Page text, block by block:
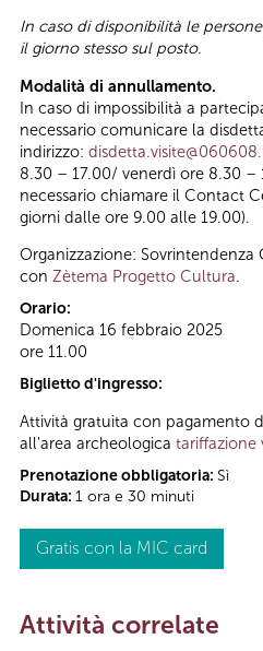
In caso di disponibilità le
il giorno stesso sul posto.
Modalità di annullamento.
In caso di impossibilità a
necessario comunicare la
indirizzo:
8.30 – 17.00/ venerdì ore 8.30 –
necessario chiamare il Contact
giorni dalle ore 9.00 alle 19.00).
Organizzazione:
con Zètema Progetto Cultura.
Orario:
Domenica 16 febbraio 2025
ore 11.00
Biglietto d'ingresso:
Attività gratuita con pagamento
all'area archeologica tariffazione
Prenotazione obbligatoria: Sì
Durata: 1 ora e 30 minuti
Gratis con la MIC card
Attività correlate